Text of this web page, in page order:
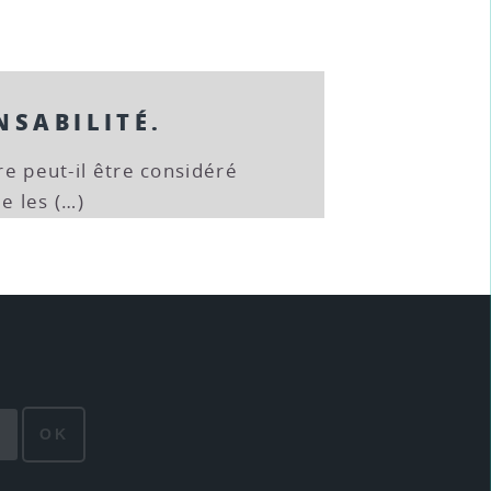
peut-il être considéré
les (…)
OK